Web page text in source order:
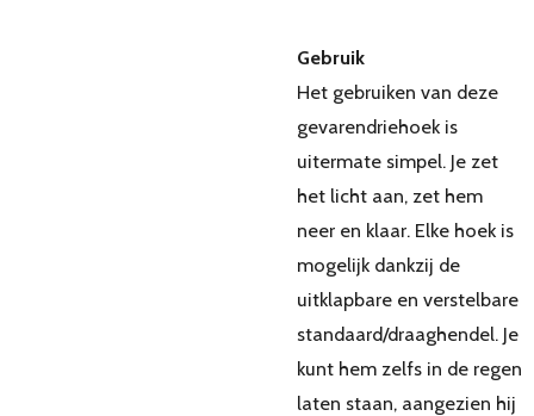
Gebruik
Het gebruiken van deze
gevarendriehoek is
uitermate simpel. Je zet
het licht aan, zet hem
neer en klaar. Elke hoek is
mogelijk dankzij de
uitklapbare en verstelbare
standaard/draaghendel. Je
kunt hem zelfs in de regen
laten staan, aangezien hij